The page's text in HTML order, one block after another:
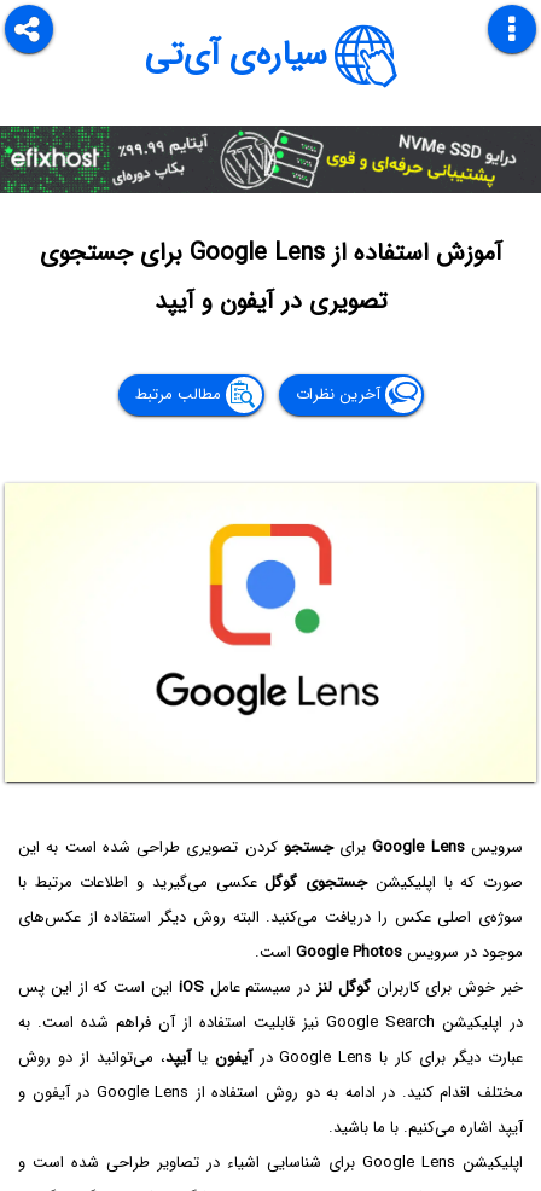
سیاره‌ی آی‌تی
آموزش استفاده از Google Lens برای جستجوی
تصویری در آیفون و آیپد
آخرین نظرات مطالب مرتبط
سرویسGoogle Lensبرایجستجو کردن تصویری طراحی شده است به این
صورت که با اپلیکیشنجستجوی گوگلعکسی می‌گیرید و اطلاعات مرتبط با
سوژه‌ی اصلی عکس را دریافت می‌کنید. البته روش دیگر استفاده از عکس‌های
موجود در سرویسGoogle Photos است.
خبر خوش برای کاربرانگوگل لنز در سیستم عاملiOS این است که از این پس
در اپلیکیشن Google Search نیز قابلیت استفاده از آن فراهم شده است. به
عبارت دیگر برای کار با Google Lens در
آیفون یاآیپد، می‌توانید از دو روش
مختلف اقدام کنید. در ادامه به دو روش استفاده از Google Lens در آیفون و
آیپد اشاره می‌کنیم. با ما باشید.
اپلیکیشن Google Lens برای شناسایی اشیاء در تصاویر طراحی شده است و